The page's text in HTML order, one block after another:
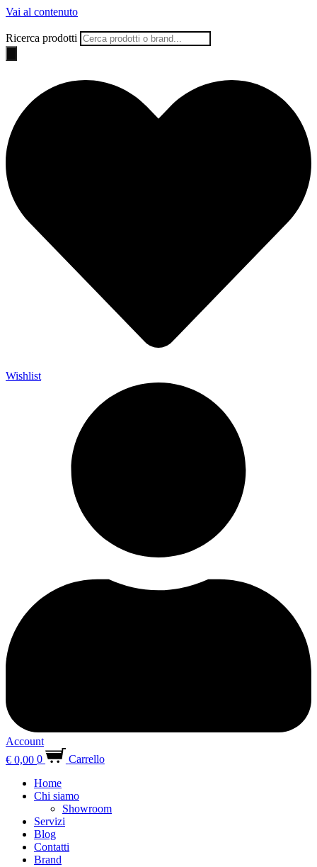
Vai al contenuto
Ricerca prodotti
Wishlist
Account
€ 0,00 0
Carrello
Home
Chi siamo
Showroom
Servizi
Blog
Contatti
Brand